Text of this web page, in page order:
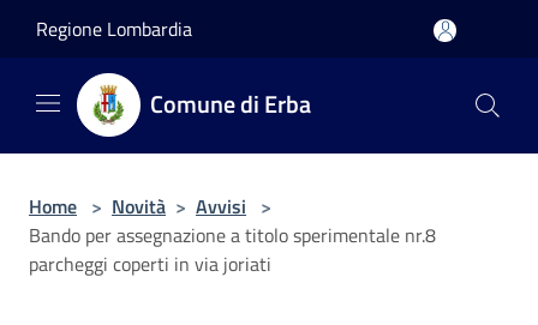
Regione Lombardia
Comune di Erba
Home > Novità > Avvisi >
Bando per assegnazione a titolo sperimentale nr.8
parcheggi coperti in via joriati